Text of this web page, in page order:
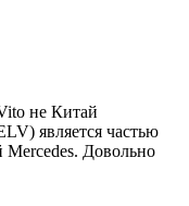
не Китай
является частью
Mercedes. Довольно